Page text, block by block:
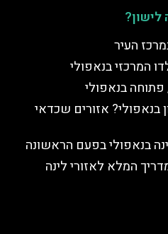
לישון?
העיר
המרכזי בנאפולי
בנאפולי
אזורים שכדאי
בנאפולי בפעם הראשונה
המלא לאזורי לינה